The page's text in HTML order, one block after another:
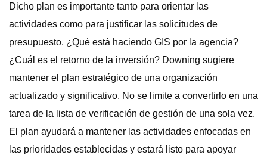
Dicho plan es importante tanto para orientar las
actividades como para justificar las solicitudes de
presupuesto. ¿Qué está haciendo GIS por la agencia?
¿Cuál es el retorno de la inversión? Downing sugiere
mantener el plan estratégico de una organización
actualizado y significativo. No se limite a convertirlo en una
tarea de la lista de verificación de gestión de una sola vez.
El plan ayudará a mantener las actividades enfocadas en
las prioridades establecidas y estará listo para apoyar